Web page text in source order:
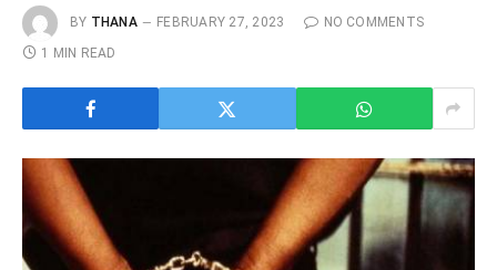
BY THANA FEBRUARY 27, 2023
NO COMMENTS
1 MIN READ